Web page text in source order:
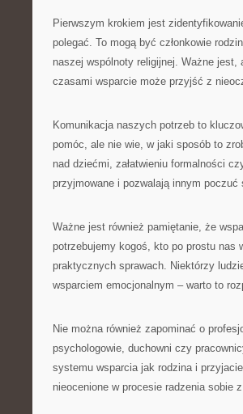
Pierwszym krokiem jest
polegać. To mogą być członkowie
naszej wspólnoty religijnej. Ważne
czasami wsparcie może przyjść z
Komunikacja naszych potrzeb to
pomóc, ale nie wie, w jaki sposób to
nad dziećmi, załatwieniu formalności
przyjmowane i pozwalają innym
Ważne jest również pamiętanie, że
potrzebujemy kogoś, kto po prostu nas
praktycznych sprawach. Niektórzy
wsparciem emocjonalnym – warto to
Nie można również zapominać o
psychologowie, duchowni czy
systemu wsparcia jak rodzina i
nieocenione w procesie radzenia sobie z